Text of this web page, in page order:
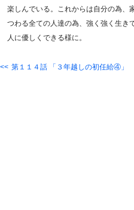
楽しんでいる。これからは自分の為、
つわる全ての人達の為、強く強く生き
人に優しくできる様に。
第１１４話 「３年越しの初任給④」